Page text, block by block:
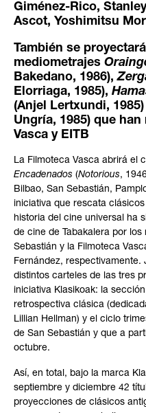
Giménez-Rico,
Ascot, Yoshimitsu
También se
mediometrajes
Bakedano, 1986),
Elorriaga, 1985),
(Anjel Lertxundi,
Ungría, 1985) que
Vasca y EITB
La Filmoteca Vasca abrirá el
Encadenados (Notorious,
Bilbao, San Sebastián,
iniciativa que rescata
historia del cine universal ha
de cine de Tabakalera por los
Sebastián y la Filmoteca
Fernández, respectivamente.
distintos carteles de las tres
iniciativa Klasikoak: la
retrospectiva clásica
Lillian Hellman) y el ciclo
de San Sebastián y que a
octubre.
Así, en total, bajo la marca
septiembre y diciembre 42
proyecciones de clásicos